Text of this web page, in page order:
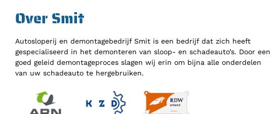
Over Smit
Autosloperij en demontagebedrijf Smit is een bedrijf dat zich heeft
gespecialiseerd in het demonteren van sloop- en schadeauto’s. Door een
goed geleid demontageproces slagen wij erin om bijna alle onderdelen
van uw schadeauto te hergebruiken.